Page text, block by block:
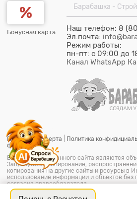
Бонусная карта
Барабашка - Строй
Наш телефон: 8
Эл.почта:
Режим работы:
пн-пт: c 09:00 до
Канал WhatsApp
Публичная оферта Политика
файлов cookie
Все материалы данного сайта являются
Запрещается копирование,
копирования на другие сайты и ресурсы в
использование информации и объектов без
согласия правообладателя.
© ООО "Барабашка-Строй"2026.
офицальным зарегистрированым товарным